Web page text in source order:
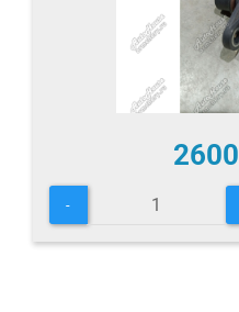
2600
-